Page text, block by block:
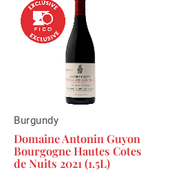
Burgundy
Domaine Antonin Guyon
Bourgogne Hautes Cotes
de Nuits 2021 (1.5L)